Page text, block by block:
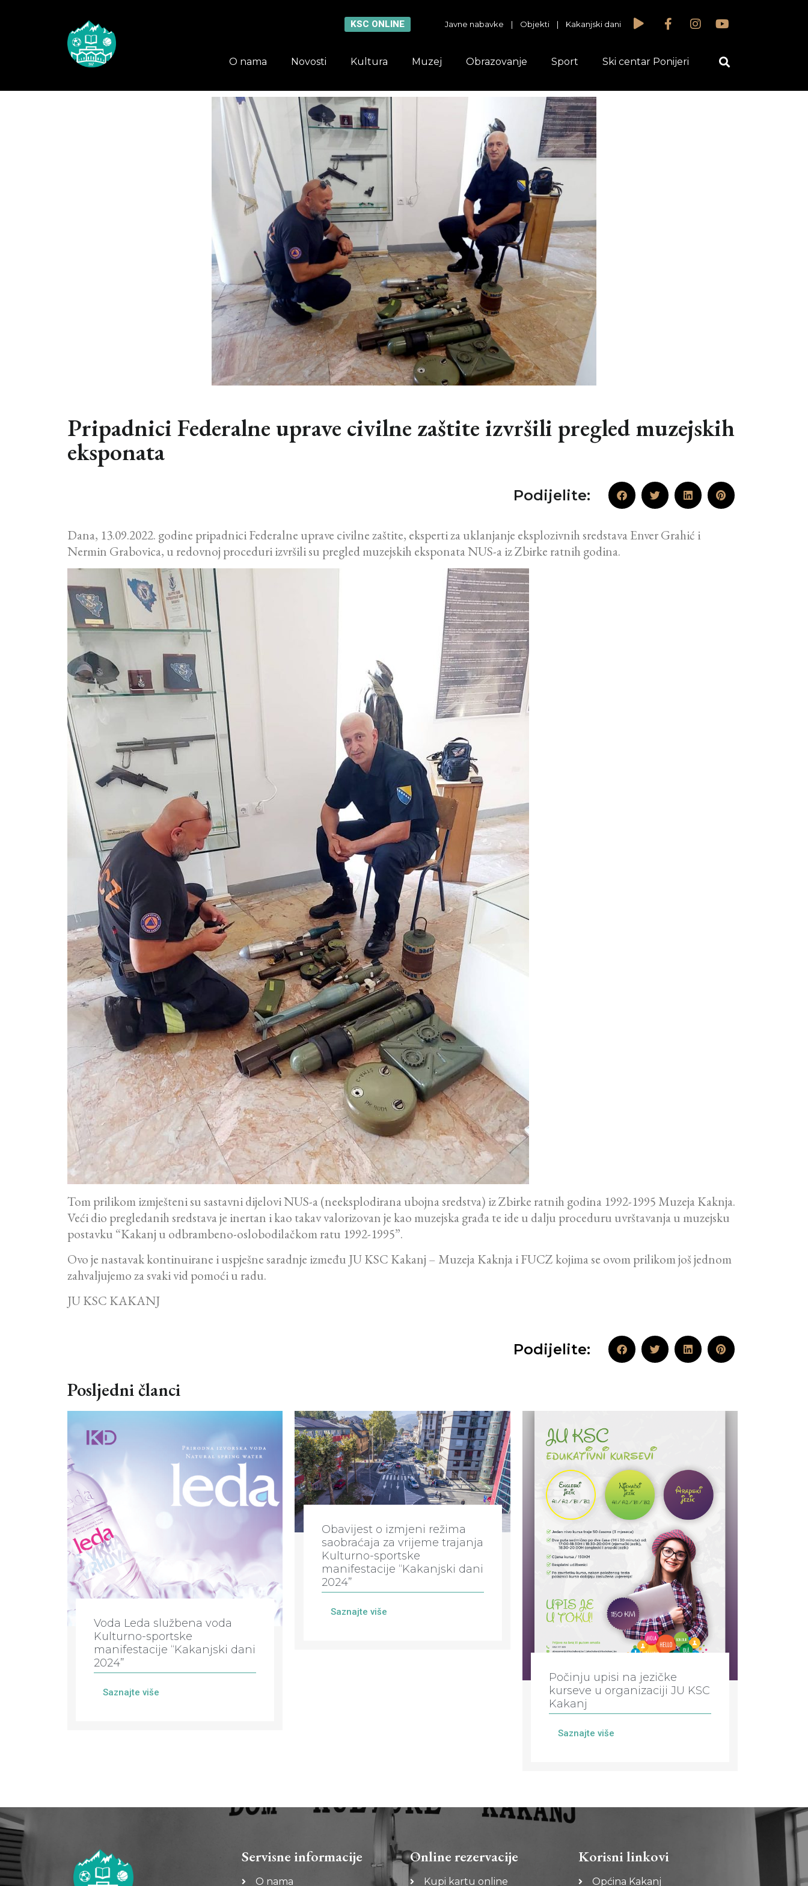
KSC ONLINE Javne nabavke | Objekti | Kakanjski dani
O nama Novosti Kultura Muzej Obrazovanje Sport Ski centar Ponijeri
Pripadnici Federalne uprave civilne zaštite izvršili pregled muzejskih
eksponata
Podijelite:
Dana, 13.09.2022. godine pripadnici Federalne uprave civilne zaštite, eksperti za uklanjanje eksplozivnih sredstava Enver Grahić i
Nermin Grabovica, u redovnoj proceduri izvršili su pregled muzejskih eksponata NUS-a iz Zbirke ratnih godina.
Tom prilikom izmješteni su sastavni dijelovi NUS-a (neeksplodirana ubojna sredstva) iz Zbirke ratnih godina 1992-1995 Muzeja Kaknja.
Veći dio pregledanih sredstava je inertan i kao takav valorizovan je kao muzejska građa te ide u dalju proceduru uvrštavanja u muzejsku
postavku “Kakanj u odbrambeno-oslobodilačkom ratu 1992-1995”.
Ovo je nastavak kontinuirane i uspješne saradnje između JU KSC Kakanj – Muzeja Kaknja i FUCZ kojima se ovom prilikom još jednom
zahvaljujemo za svaki vid pomoći u radu.
JU KSC KAKANJ
Podijelite:
Posljedni članci
Voda Leda službena voda
Kulturno-sportske
manifestacije “Kakanjski dani
2024”
Saznajte više
Obavijest o izmjeni režima
saobraćaja za vrijeme trajanja
Kulturno-sportske
manifestacije “Kakanjski dani
2024”
Saznajte više
Počinju upisi na jezičke
kurseve u organizaciji JU KSC
Kakanj
Saznajte više
Servisne informacije
O nama
Online rezervacije
Kupi kartu online
Korisni linkovi
Općina Kakanj